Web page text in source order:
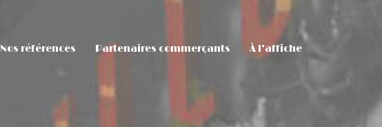
Nos références Partenaires commerçants À l’affiche